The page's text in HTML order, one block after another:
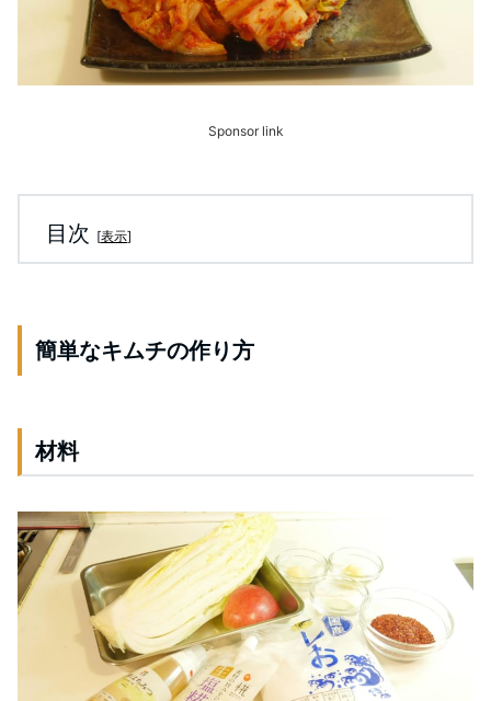
Sponsor link
目次 [表示]
簡単なキムチの作り方
材料